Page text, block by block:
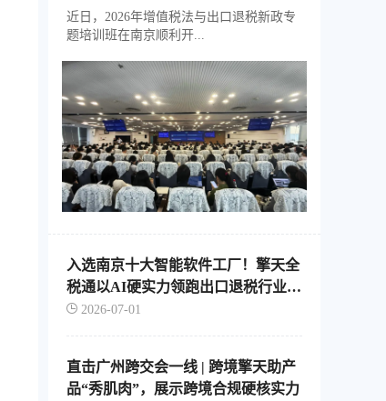
近日，2026年增值税法与出口退税新政专
题培训班在南京顺利开...
入选南京十大智能软件工厂！擎天全
税通以AI硬实力领跑出口退税行业智
能化转型
2026-07-01
直击广州跨交会一线 | 跨境擎天助产
品“秀肌肉”，展示跨境合规硬核实力